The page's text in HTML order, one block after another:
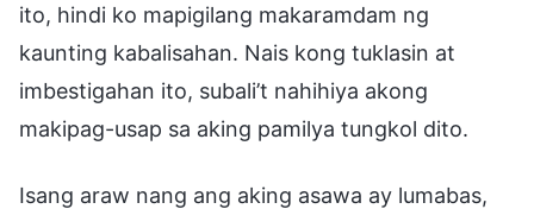
ito, hindi ko mapigilang makaramdam ng
kaunting kabalisahan. Nais kong tuklasin at
imbestigahan ito, subali’t nahihiya akong
makipag-usap sa aking pamilya tungkol dito.
Isang araw nang ang aking asawa ay lumabas,